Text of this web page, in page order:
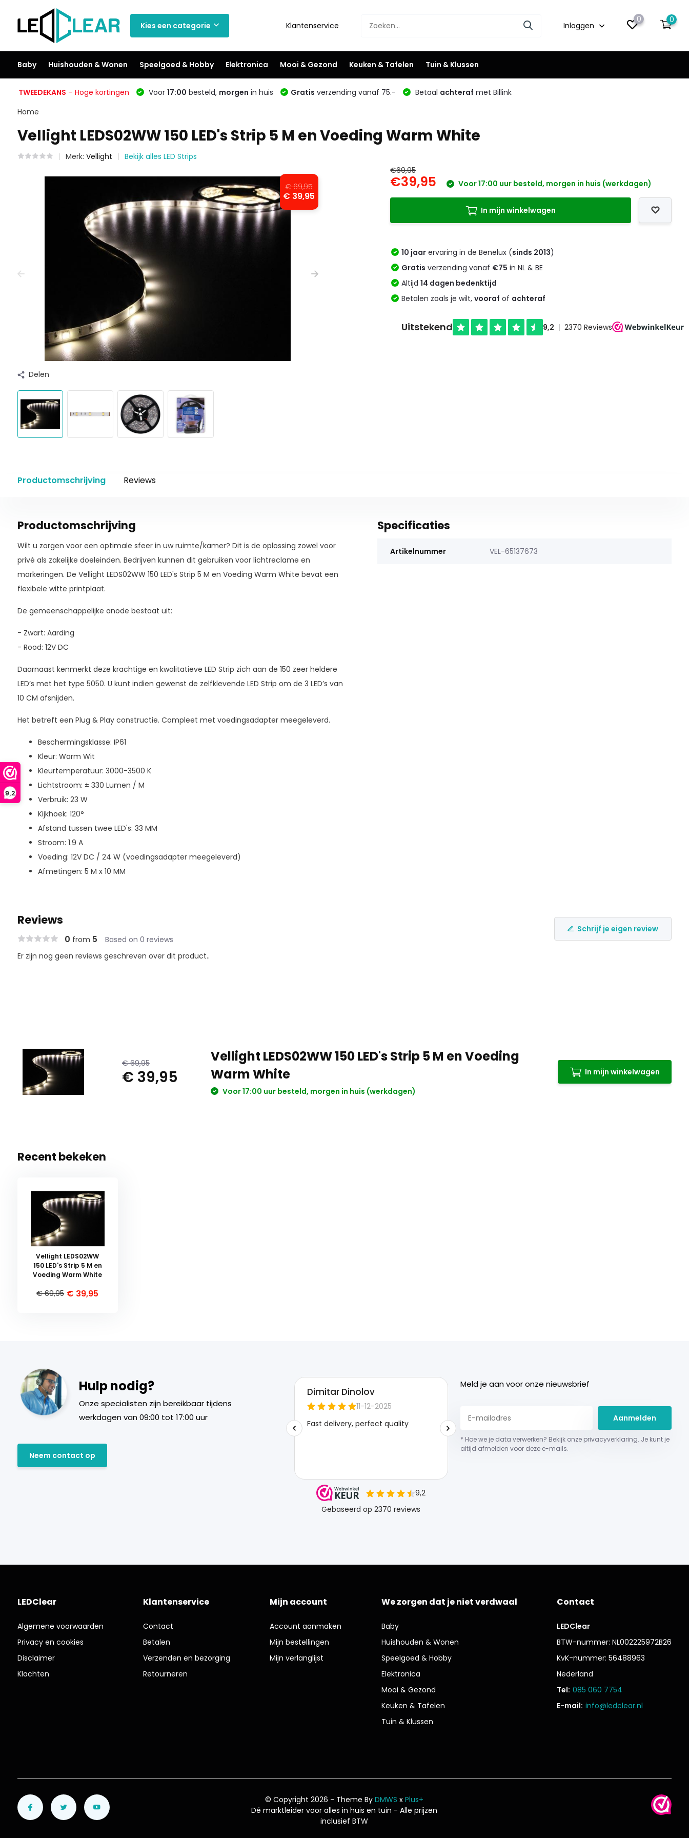
9,2
Kies een categorie Klantenservice Inloggen
0 0
Baby Huishouden & Wonen Speelgoed & Hobby Elektronica Mooi & Gezond Keuken & Tafelen Tuin & Klussen
TWEEDEKANS – Hoge kortingen Voor 17:00 besteld, morgen in huis Gratis verzending vanaf 75.- Betaal achteraf met Billink
Home
Vellight LEDS02WW 150 LED's Strip 5 M en Voeding Warm White
Merk: Vellight Bekijk alles LED Strips
€ 69,95
€ 39,95
Delen
€69,95
€39,95 Voor 17:00 uur besteld, morgen in huis (werkdagen)
In mijn winkelwagen
10 jaar ervaring in de Benelux (sinds 2013)
Gratis verzending vanaf €75 in NL & BE
Altijd14 dagen bedenktijd
Betalen zoals je wilt,vooraf of achteraf
Productomschrijving Reviews
Productomschrijving
Wilt u zorgen voor een optimale sfeer in uw ruimte/kamer? Dit is de oplossing zowel voor
privé als zakelijke doeleinden. Bedrijven kunnen dit gebruiken voor lichtreclame en
markeringen. De Vellight LEDS02WW 150 LED's Strip 5 M en Voeding Warm White bevat een
flexibele witte printplaat.
De gemeenschappelijke anode bestaat uit:
- Zwart: Aarding
- Rood: 12V DC
Daarnaast kenmerkt deze krachtige en kwalitatieve LED Strip zich aan de 150 zeer heldere
LED’s met het type 5050. U kunt indien gewenst de zelfklevende LED Strip om de 3 LED’s van
10 CM afsnijden.
Het betreft een Plug & Play constructie. Compleet met voedingsadapter meegeleverd.
Beschermingsklasse: IP61
Kleur: Warm Wit
Kleurtemperatuur: 3000-3500 K
Lichtstroom: ± 330 Lumen / M
Verbruik: 23 W
Kijkhoek: 120°
Afstand tussen twee LED's: 33 MM
Stroom: 1.9 A
Voeding: 12V DC / 24 W (voedingsadapter meegeleverd)
Afmetingen: 5 M x 10 MM
Specificaties
Artikelnummer VEL-65137673
Reviews
0 from 5 Based on 0 reviews
Schrijf je eigen review
Er zijn nog geen reviews geschreven over dit product..
€ 69,95
€ 39,95
Vellight LEDS02WW 150 LED's Strip 5 M en Voeding
Warm White
Voor 17:00 uur besteld, morgen in huis (werkdagen)
In mijn winkelwagen
Recent bekeken
Vellight LEDS02WW
150 LED's Strip 5 M en
Voeding Warm White
€ 69,95 € 39,95
Hulp nodig?
Onze specialisten zijn bereikbaar tijdens
werkdagen van 09:00 tot 17:00 uur
Neem contact op
Meld je aan voor onze nieuwsbrief
Aanmelden
* Hoe we je data verwerken? Bekijk onze privacyverklaring. Je kunt je
altijd afmelden voor deze e-mails.
LEDClear
Algemene voorwaarden
Privacy en cookies
Disclaimer
Klachten
Klantenservice
Contact
Betalen
Verzenden en bezorging
Retourneren
Mijn account
Account aanmaken
Mijn bestellingen
Mijn verlanglijst
We zorgen dat je niet verdwaal
Baby
Huishouden & Wonen
Speelgoed & Hobby
Elektronica
Mooi & Gezond
Keuken & Tafelen
Tuin & Klussen
Contact
LEDClear
BTW-nummer: NL002225972B26
KvK-nummer: 56488963
Nederland
Tel: 085 060 7754
E-mail: info@ledclear.nl
© Copyright 2026 - Theme ByDMWS xPlus+
Dé marktleider voor alles in huis en tuin - Alle prijzen
inclusief BTW